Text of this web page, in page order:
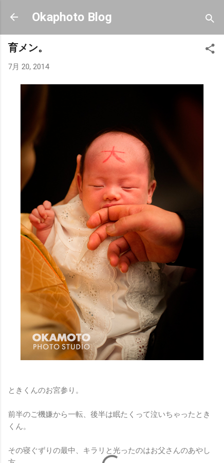
スキップしてメイン コンテンツに移動
Okaphoto Blog
育メン。
7月 20, 2014
ときくんのお宮参り。
前半のご機嫌から一転、後半は眠たくって泣いちゃったとき
くん。
その寝ぐずりの最中、キラリと光ったのはお父さんのあやし